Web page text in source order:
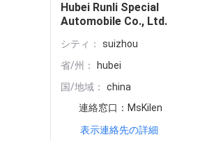
Hubei Runli Special
Automobile Co., Ltd.
シティ：
suizhou
省/州：
hubei
国/地域：
china
連絡窓口： MsKilen
表示連絡先の詳細